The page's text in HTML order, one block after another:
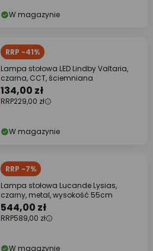
W magazynie
RRP -41%
Lampa stołowa LED Lindby Valtaria,
czarna, CCT, ściemniana
134,00 zł
RRP229,00 zł
W magazynie
RRP -7%
Lampa stołowa Lucande Lysias,
czarny, metal, wysokość 55cm
544,00 zł
RRP589,00 zł
W magazynie